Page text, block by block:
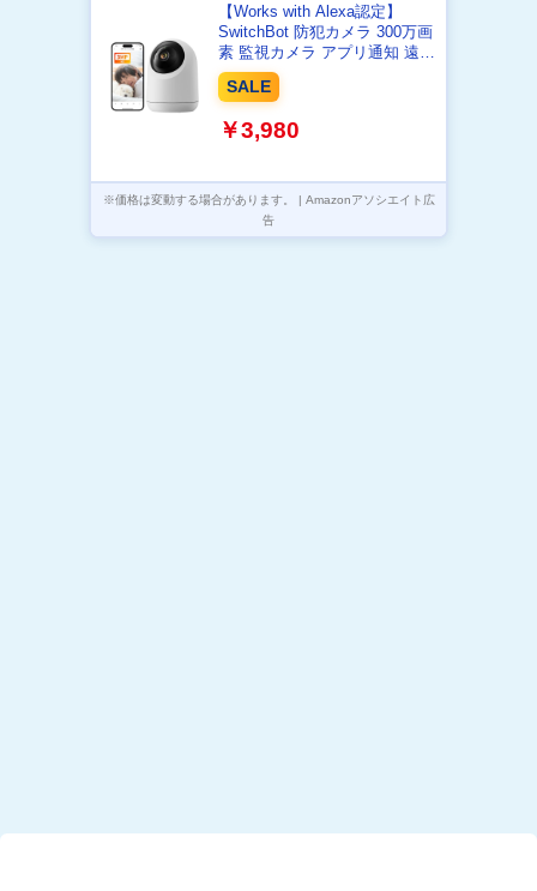
【Works with Alexa認定】
SwitchBot 防犯カメラ 300万画
素 監視カメラ アプリ通知 遠隔
確認 動体検知 自動追跡 ナイト
ビジョン 双方向音声通話 パン/
室内 スイッチボット 見守りカ
SALE
￥3,980
※価格は変動する場合があります。 | Amazonアソシエイト広
告